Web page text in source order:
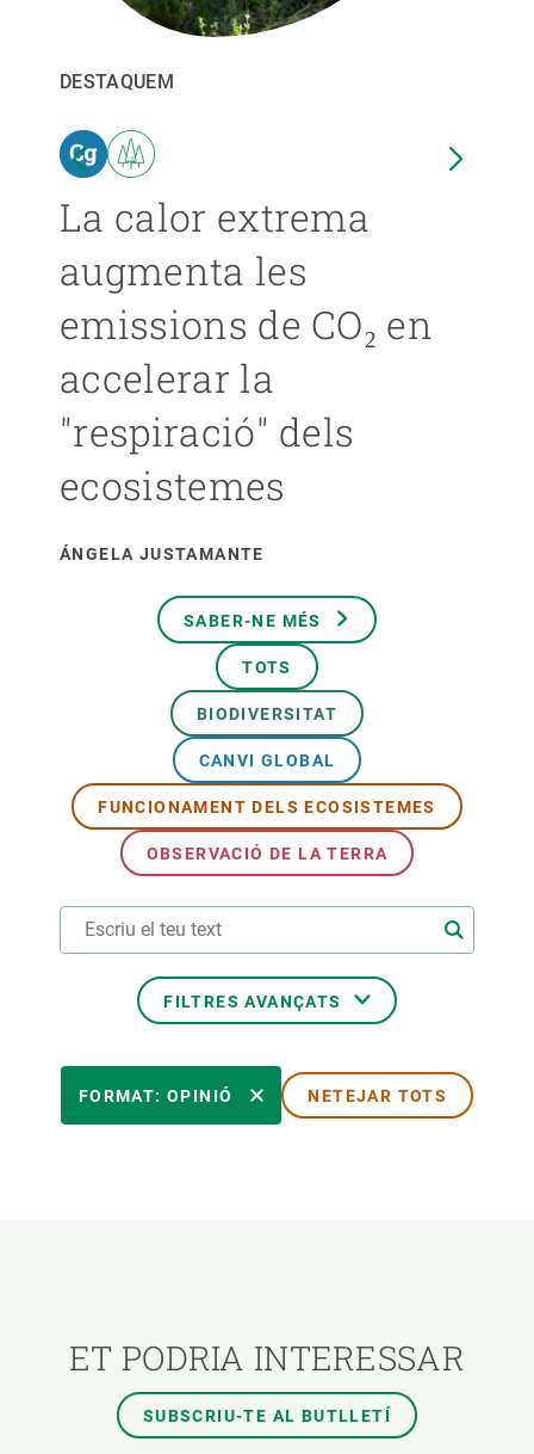
DESTAQUEM
La calor extrema
augmenta les
emissions de CO₂ en
accelerar la
"respiració" dels
ecosistemes
ÁNGELA JUSTAMANTE
SABER-NE MÉS
TOTS
BIODIVERSITAT
CANVI GLOBAL
FUNCIONAMENT DELS ECOSISTEMES
OBSERVACIÓ DE LA TERRA
FILTRES AVANÇATS
AUTOR
FORMAT: OPINIÓ NETEJAR TOTS
ET PODRIA INTERESSAR
SUBSCRIU-TE AL BUTLLETÍ